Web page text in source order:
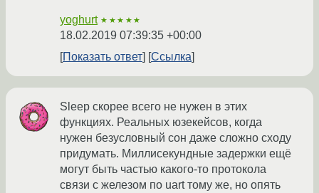
yoghurt ★★★★★
18.02.2019 07:39:35 +00:00
Показать ответ
Ссылка
Sleep скорее всего не нужен в этих
функциях. Реальных юзекейсов, когда
нужен безусловный сон даже сложно сходу
придумать. Миллисекундные задержки ещё
могут быть частью какого-то протокола
связи с железом по uart тому же, но опять